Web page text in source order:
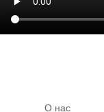
О нас